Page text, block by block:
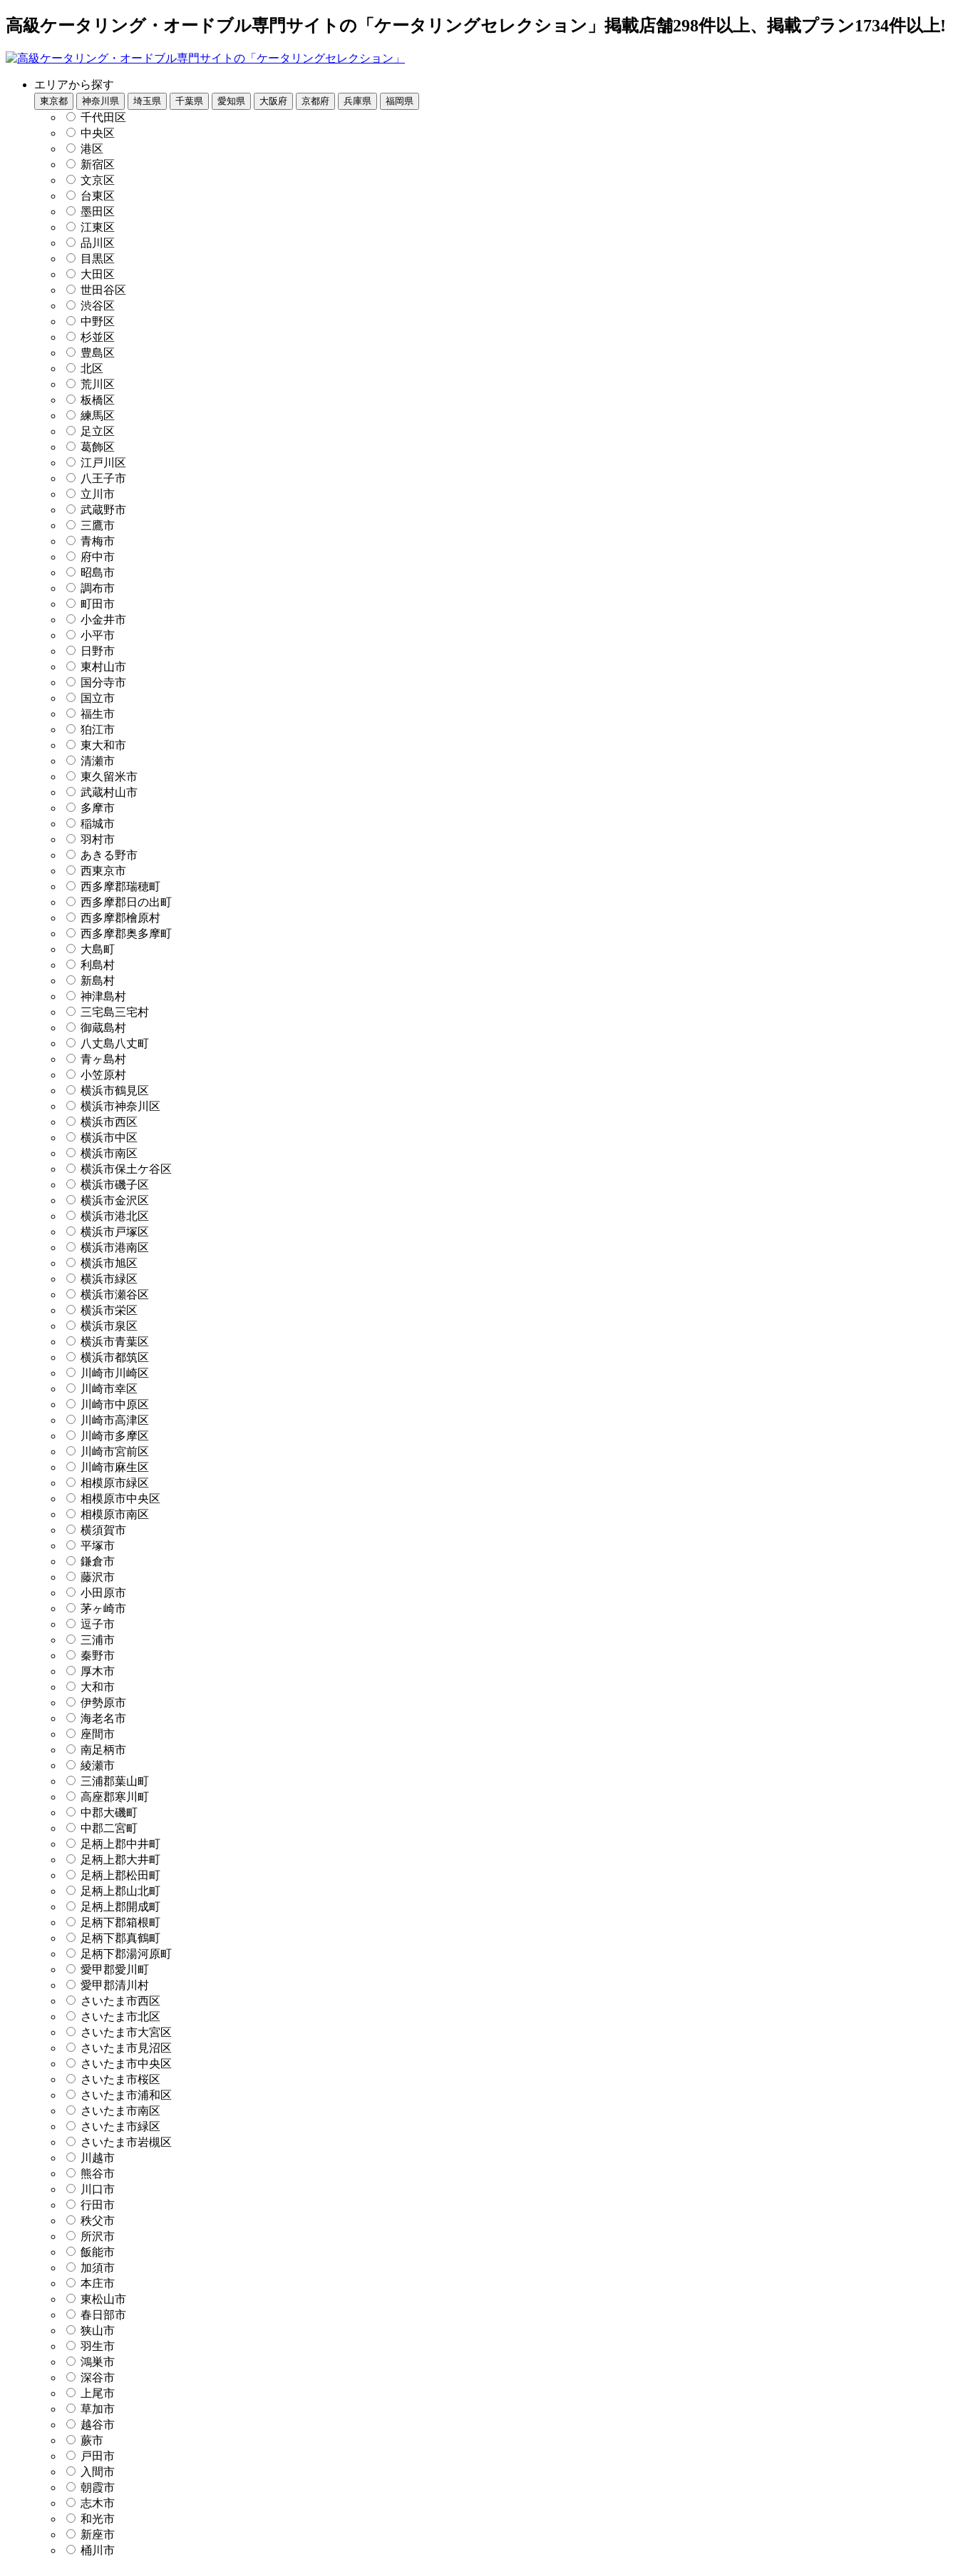
高級ケータリング・オードブル専門サイトの「ケータリングセレクション」掲載店舗298件以上、掲載プラン1734件以上!
エリアから探す
東京都 神奈川県 埼玉県 千葉県 愛知県 大阪府 京都府 兵庫県 福岡県
千代田区
中央区
港区
新宿区
文京区
台東区
墨田区
江東区
品川区
目黒区
大田区
世田谷区
渋谷区
中野区
杉並区
豊島区
北区
荒川区
板橋区
練馬区
足立区
葛飾区
江戸川区
八王子市
立川市
武蔵野市
三鷹市
青梅市
府中市
昭島市
調布市
町田市
小金井市
小平市
日野市
東村山市
国分寺市
国立市
福生市
狛江市
東大和市
清瀬市
東久留米市
武蔵村山市
多摩市
稲城市
羽村市
あきる野市
西東京市
西多摩郡瑞穂町
西多摩郡日の出町
西多摩郡檜原村
西多摩郡奥多摩町
大島町
利島村
新島村
神津島村
三宅島三宅村
御蔵島村
八丈島八丈町
青ヶ島村
小笠原村
横浜市鶴見区
横浜市神奈川区
横浜市西区
横浜市中区
横浜市南区
横浜市保土ケ谷区
横浜市磯子区
横浜市金沢区
横浜市港北区
横浜市戸塚区
横浜市港南区
横浜市旭区
横浜市緑区
横浜市瀬谷区
横浜市栄区
横浜市泉区
横浜市青葉区
横浜市都筑区
川崎市川崎区
川崎市幸区
川崎市中原区
川崎市高津区
川崎市多摩区
川崎市宮前区
川崎市麻生区
相模原市緑区
相模原市中央区
相模原市南区
横須賀市
平塚市
鎌倉市
藤沢市
小田原市
茅ヶ崎市
逗子市
三浦市
秦野市
厚木市
大和市
伊勢原市
海老名市
座間市
南足柄市
綾瀬市
三浦郡葉山町
高座郡寒川町
中郡大磯町
中郡二宮町
足柄上郡中井町
足柄上郡大井町
足柄上郡松田町
足柄上郡山北町
足柄上郡開成町
足柄下郡箱根町
足柄下郡真鶴町
足柄下郡湯河原町
愛甲郡愛川町
愛甲郡清川村
さいたま市西区
さいたま市北区
さいたま市大宮区
さいたま市見沼区
さいたま市中央区
さいたま市桜区
さいたま市浦和区
さいたま市南区
さいたま市緑区
さいたま市岩槻区
川越市
熊谷市
川口市
行田市
秩父市
所沢市
飯能市
加須市
本庄市
東松山市
春日部市
狭山市
羽生市
鴻巣市
深谷市
上尾市
草加市
越谷市
蕨市
戸田市
入間市
朝霞市
志木市
和光市
新座市
桶川市